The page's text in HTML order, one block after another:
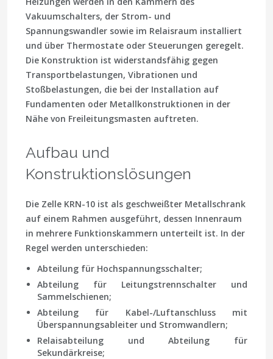
Vakuumschalters, der Strom- und
Spannungswandler sowie im Relaisraum installiert
und über Thermostate oder Steuerungen geregelt.
Die Konstruktion ist widerstandsfähig gegen
Transportbelastungen, Vibrationen und
Stoßbelastungen, die bei der Installation auf
Fundamenten oder Metallkonstruktionen in der
Nähe von Freileitungsmasten auftreten.
Aufbau und
Konstruktionslösungen
Die Zelle KRN-10 ist als geschweißter Metallschrank
auf einem Rahmen ausgeführt, dessen Innenraum
in mehrere Funktionskammern unterteilt ist. In der
Regel werden unterschieden:
Abteilung für Hochspannungsschalter;
Abteilung für Leitungstrennschalter und
Sammelschienen;
Abteilung für Kabel-/Luftanschluss mit
Überspannungsableiter und Stromwandlern;
Relaisabteilung und Abteilung für
Sekundärkreise;